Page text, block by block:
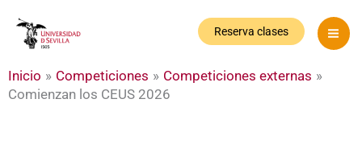
Reserva clases
Inicio Competiciones
Competiciones externas
Comienzan los CEUS 2026